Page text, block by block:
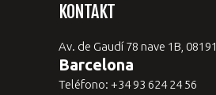
KONTAKT
Av. de Gaudí 78 nave 1B, 08191
Barcelona
Teléfono: +34 93 624 24 56